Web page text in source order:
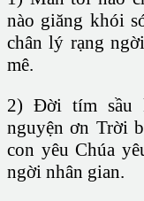
nào giăng khói
chân lý rạng
mê.
2) Đời tím sầu
nguyện ơn Trời
con yêu Chúa
ngời nhân gian.